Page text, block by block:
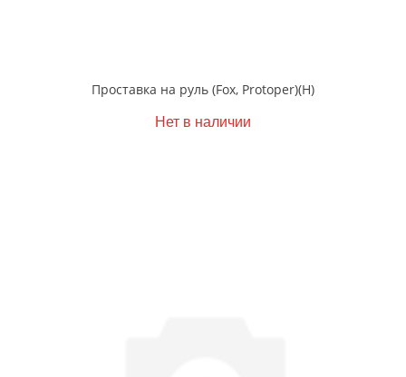
Проставка на руль (Fox, Protoper)(Н)
Нет в наличии